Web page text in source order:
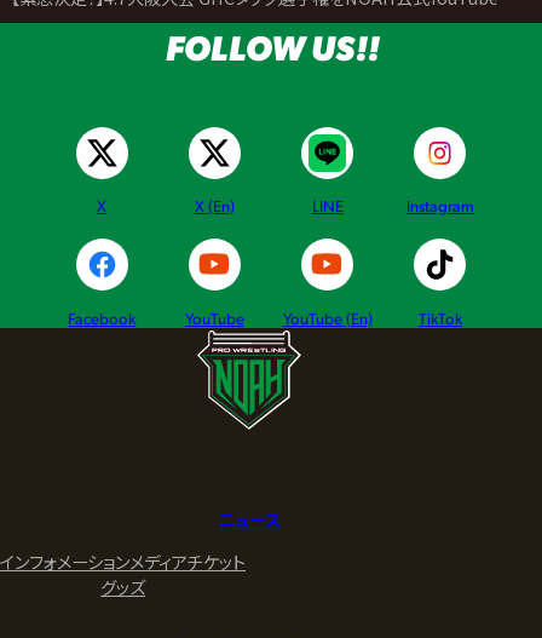
FOLLOW US!!
X X (En) LINE Instagram
Facebook YouTube YouTube (En) TikTok
ニュース
インフォメーションメディアチケット
グッズ